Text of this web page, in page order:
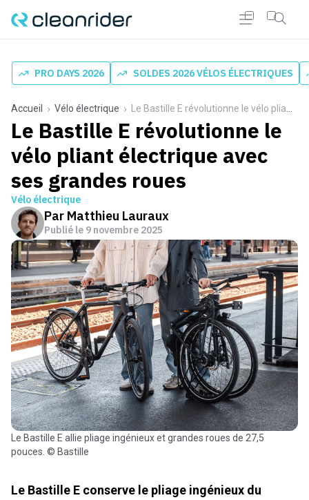
PRO DAYS 2026 SOLDES 2026 VÉLOS ÉLECTRIQUES
Accueil Vélo électrique Le Bastille E révolutionne le vélo pliant électrique avec ses grandes roues
Le Bastille E révolutionne le
vélo pliant électrique avec
ses grandes roues
Vélo électrique
Par Matthieu Lauraux
Publié le 9 novembre 2025
Le Bastille E allie pliage ingénieux et grandes roues de 27,5
pouces. © Bastille
Le Bastille E conserve le pliage ingénieux du